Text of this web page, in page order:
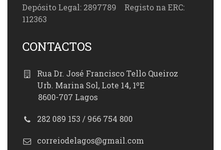
Depósito Legal: 2897789 Registo na ERC:
112363
CONTACTOS
Rua Dr. José Francisco Tello Queiroz
Urb. Marina Sol, Lote 14, 1ºE
8600-707 Lagos
282 089 153 / 966 754 800
correiodelagos@gmail.com